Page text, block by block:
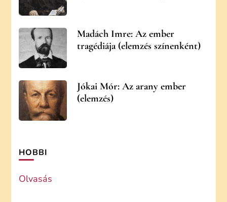
Madách Imre: Az ember
tragédiája (elemzés színenként)
Jókai Mór: Az arany ember
(elemzés)
HOBBI
Olvasás